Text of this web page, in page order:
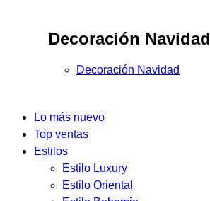
Decoración Navidad
Decoración Navidad
Lo más nuevo
Top ventas
Estilos
Estilo Luxury
Estilo Oriental